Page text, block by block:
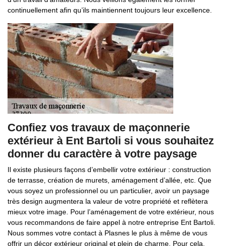
continuellement afin qu’ils maintiennent toujours leur excellence.
Confiez vos travaux de maçonnerie
extérieur à Ent Bartoli si vous souhaitez
donner du caractère à votre paysage
Il existe plusieurs façons d’embellir votre extérieur : construction
de terrasse, création de murets, aménagement d’allée, etc. Que
vous soyez un professionnel ou un particulier, avoir un paysage
très design augmentera la valeur de votre propriété et reflètera
mieux votre image. Pour l’aménagement de votre extérieur, nous
vous recommandons de faire appel à notre entreprise Ent Bartoli.
Nous sommes votre contact à Plasnes le plus à même de vous
offrir un décor extérieur original et plein de charme. Pour cela,